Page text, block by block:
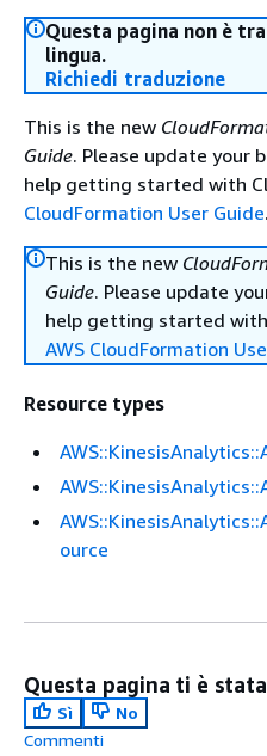
Questa pagina non è
lingua.
Richiedi traduzione
This is the new
Guide. Please update your
help getting started with
CloudFormation User Guide.
This is the new
Guide. Please update
help getting started
AWS CloudFormation
Resource types
ource
Questa pagina ti è
Sì
No
Commenti